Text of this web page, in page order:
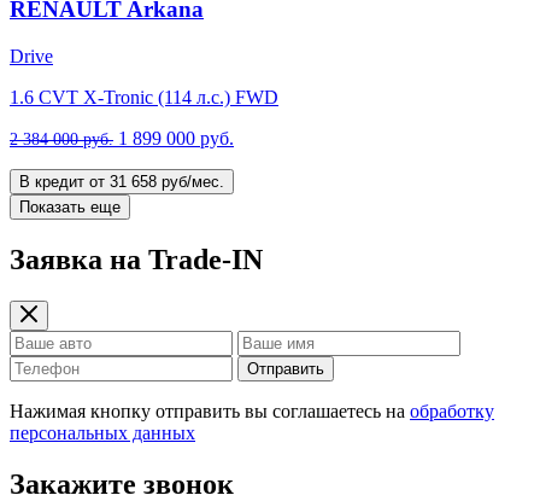
RENAULT Arkana
Drive
1.6 CVT X-Tronic (114 л.с.) FWD
2 384 000 руб. 1 899 000 руб.
В кредит от 31 658 руб/мес.
Показать еще
Заявка на Trade-IN
Отправить
Нажимая кнопку отправить вы соглашаетесь на обработку
персональных данных
Закажите звонок